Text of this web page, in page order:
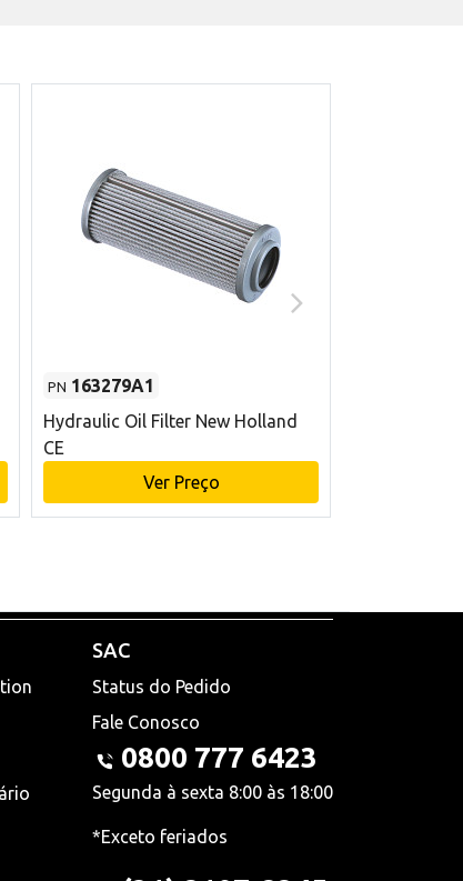
PN 163279A1
Hydraulic Oil Filter New Holland
CE
Ver Preço
SAC
Status do Pedido
Fale Conosco
0800 777 6423
Segunda à sexta 8:00 às 18:00
*Exceto feriados